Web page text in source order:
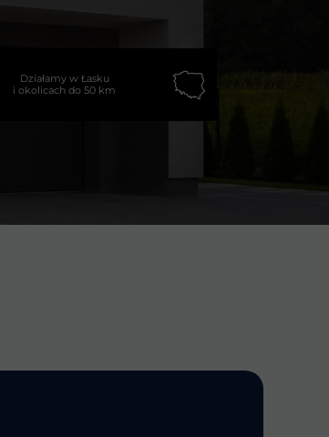
Działamy w Łasku
i okolicach do 50 km